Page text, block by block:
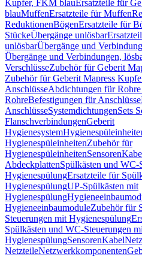
Kupfer, FKM blauErsatzteile für
blauMuffenErsatzteile für Muffen
ReduktionenBögenErsatzteile für
StückeÜbergänge unlösbar
unlösbarÜbergänge und
Übergänge und Verbindungen,
VerschlüsseZubehör für Geberit
Zubehör für Geberit Mapress
AnschlüsseAbdichtungen für
RohreBefestigungen für Anschlüsse
AnschlüsseSystemdichtungenSets
FlanschverbindungenGeberit
Hygienesystem
HygienespüleinheitenZubehör für
HygienespüleinheitenSensoren
AbdeckplattenSpülkästen und WC-
HygienespülungErsatzteile für
HygienespülungUP-Spülkästen mit
Hygienespülung
HygieneeinbaumoduleZubehör für
Steuerungen mit Hygienespülung
Spülkästen und WC-Steuerungen
HygienespülungSensorenKabel
NetzteileNetzwerkkomponenten